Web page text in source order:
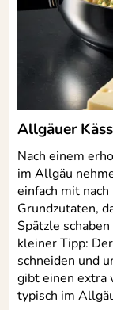
Allgäuer
Nach einem
im Allgäu
einfach mit
Grundzutaten,
Spätzle
kleiner Tipp:
schneiden und
gibt einen extra
typisch im